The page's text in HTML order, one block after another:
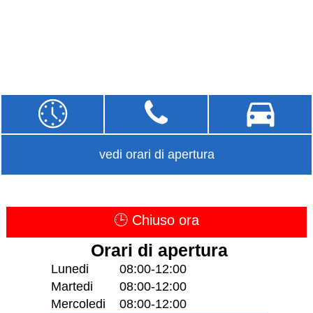
vedi orari di apertura
🕒 Chiuso ora
Orari di apertura
Lunedi
08:00-12:00
Martedi
08:00-12:00
Mercoledi
08:00-12:00